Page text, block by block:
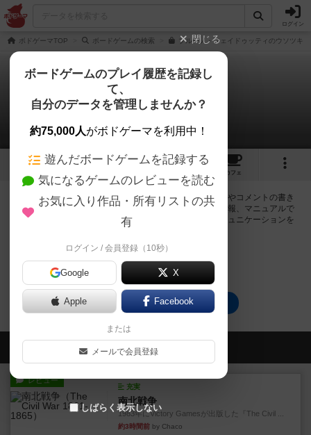
ログイン
ボドゲーマTOP ボードゲームの検索 ブルーノ・フェイドゥッティのウソツキ
ウソツキシャーマン
0件の掲示板
3 4
カフェ
ログインするとウソツキシャーマンに関する掲示板の作成やコメントの書き
込みが出来るようになります。ルールの疑問やエラッタ情報、マニュアルで
は判断し辛い曖昧な表記等について会員同士で自由にコミュニケーションを
ログイン/無料会員登録
ウソツキシャーマンのトップに戻る
会員の新しい投稿
レビュー
充実
南北戦争
1983年にVictory Gamesが出版した『The Civil ...
約3時間前 by Chaco
閉じる
ボードゲームのプレイ履歴を記録し
て、
自分のデータを管理しませんか？
約75,000人がボドゲーマを利用中！
遊んだボードゲームを記録する
気になるゲームのレビューを読む
お気に入り作品・所有リストの共
有
ログイン / 会員登録（10秒）
Google X
Apple Facebook
または
メールで会員登録
しばらく表示しない